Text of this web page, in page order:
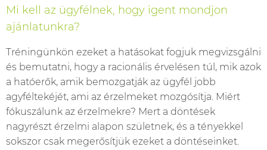
Mi kell az ügyfélnek, hogy igent mondjon
ajánlatunkra?
Tréningünkön ezeket a hatásokat fogjuk megvizsgálni
és bemutatni, hogy a racionális érvelésen túl, mik azok
a hatóerők, amik bemozgatják az ügyfél jobb
agyféltekéjét, ami az érzelmeket mozgósítja. Miért
fókuszálunk az érzelmekre? Mert a döntések
nagyrészt érzelmi alapon születnek, és a tényekkel
sokszor csak megerősítjük ezeket a döntéseinket.